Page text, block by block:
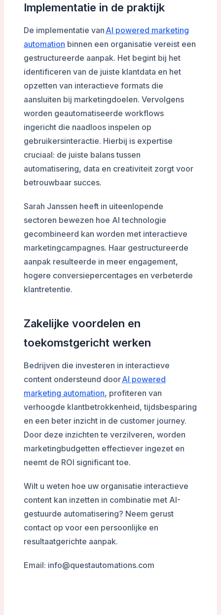
Implementatie in de praktijk
De implementatie van AI powered marketing
automation binnen een organisatie vereist een
gestructureerde aanpak. Het begint bij het
identificeren van de juiste klantdata en het
opzetten van interactieve formats die
aansluiten bij marketingdoelen. Vervolgens
worden geautomatiseerde workflows
ingericht die naadloos inspelen op
gebruikersinteractie. Hierbij is expertise
cruciaal: de juiste balans tussen
automatisering, data en creativiteit zorgt voor
betrouwbaar succes.
Sarah Janssen heeft in uiteenlopende
sectoren bewezen hoe AI technologie
gecombineerd kan worden met interactieve
marketingcampagnes. Haar gestructureerde
aanpak resulteerde in meer engagement,
hogere conversiepercentages en verbeterde
klantretentie.
Zakelijke voordelen en
toekomstgericht werken
Bedrijven die investeren in interactieve
content ondersteund doorAI powered
marketing automation, profiteren van
verhoogde klantbetrokkenheid, tijdsbesparing
en een beter inzicht in de customer journey.
Door deze inzichten te verzilveren, worden
marketingbudgetten effectiever ingezet en
neemt de ROI significant toe.
Wilt u weten hoe uw organisatie interactieve
content kan inzetten in combinatie met AI-
gestuurde automatisering? Neem gerust
contact op voor een persoonlijke en
resultaatgerichte aanpak.
Email: info@questautomations.com